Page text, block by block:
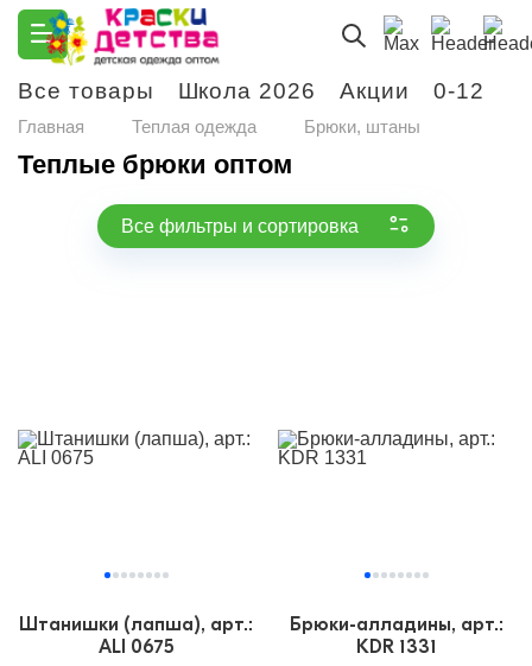
Все товары Школа 2026 Акции 0-12
Главная Теплая одежда Брюки, штаны
Теплые брюки оптом
Все фильтры и сортировка
Штанишки (лапша), арт.:
ALI 0675
Брюки-алладины, арт.:
KDR 1331